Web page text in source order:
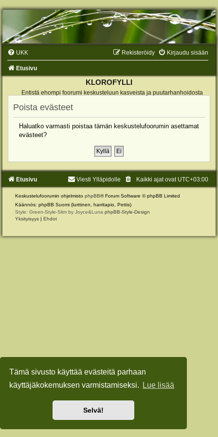
Tämä sivusto käyttää evästeitä parhaan
käyttäjäkokemuksen varmistamiseksi.
Lue lisää
Selvä!
UKK Kirjaudu sisään
Rekisteröidy
Etusivu
KLOROFYLLI
Entistä ehompi foorumi keskusteluun kasveista ja puutarhanhoidosta
Poista evästeet
Haluatko varmasti poistaa tämän keskustelufoorumin asettamat
evästeet?
Etusivu Kaikki ajat ovat UTC+03:00
Viesti Ylläpidolle
Keskustelufoorumin ohjelmisto phpBB® Forum Software © phpBB Limited
Käännös: phpBB Suomi (lurttinen, harritapio, Pettis)
Style: Green-Style-Slim by Joyce&Luna phpBB-Style-Design
Yksityisyys | Ehdot